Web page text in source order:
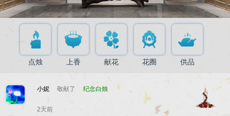
点烛 上香 献花 花圈 供品
小妮 敬献了 纪念白烛
2天前